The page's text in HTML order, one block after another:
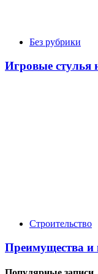
Без рубрики
Игровые стулья
Строительство
Преимущества и